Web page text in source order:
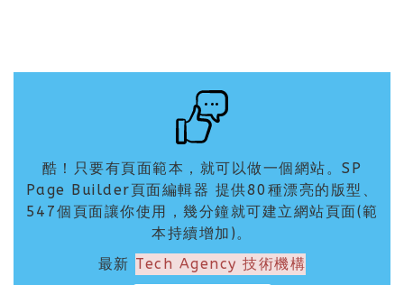
酷！只要有頁面範本，就可以做一個網站。SP
Page Builder頁面編輯器 提供80種漂亮的版型、
547個頁面讓你使用，幾分鐘就可建立網站頁面(範
本持續增加)。
最新 Tech Agency 技術機構